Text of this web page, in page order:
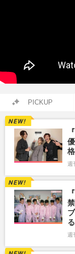
PICKUP
週
週